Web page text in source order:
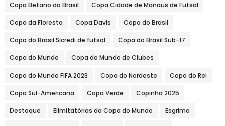
Copa Betano do Brasil Copa Cidade de Manaus de Futsal
Copa da Floresta Copa Davis Copa do Brasil
Copa do Brasil Sicredi de futsal Copa do Brasil Sub-17
Copa do Mundo Copa do Mundo de Clubes
Copa do Mundo FIFA 2023 Copa do Nordeste Copa do Rei
Copa Sul-Americana Copa Verde Copinha 2025
Destaque Elimitatórias da Copa do Mundo Esgrima